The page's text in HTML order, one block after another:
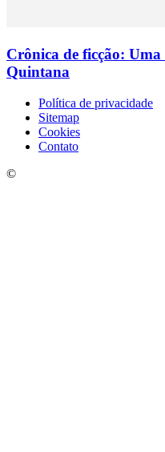
Crônica de ficção:
Quintana
Política de privacidade
Sitemap
Cookies
Contato
©